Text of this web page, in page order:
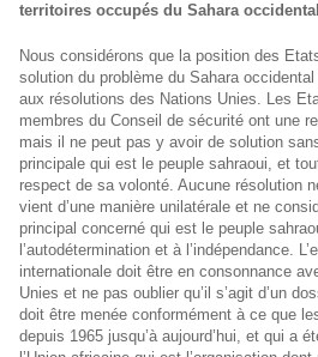
territoires occupés du Sahara
Nous considérons que la position des
solution du problème du Sahara
aux résolutions des Nations Unies. Les
membres du Conseil de sécurité ont une
mais il ne peut pas y avoir de solution
principale qui est le peuple sahraoui, et
respect de sa volonté. Aucune résolution
vient d’une manière unilatérale et ne
principal concerné qui est le peuple
l’autodétermination et à l’indépendance.
internationale doit être en consonnance
Unies et ne pas oublier qu’il s’agit d’un
doit être menée conformément à ce que
depuis 1965 jusqu’à aujourd’hui, et qui a